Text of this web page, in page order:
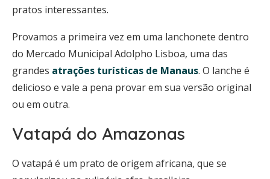
pratos interessantes.
Provamos a primeira vez em uma lanchonete dentro
do Mercado Municipal Adolpho Lisboa, uma das
grandes atrações turísticas de Manaus. O lanche é
delicioso e vale a pena provar em sua versão original
ou em outra.
Vatapá do Amazonas
O vatapá é um prato de origem africana, que se